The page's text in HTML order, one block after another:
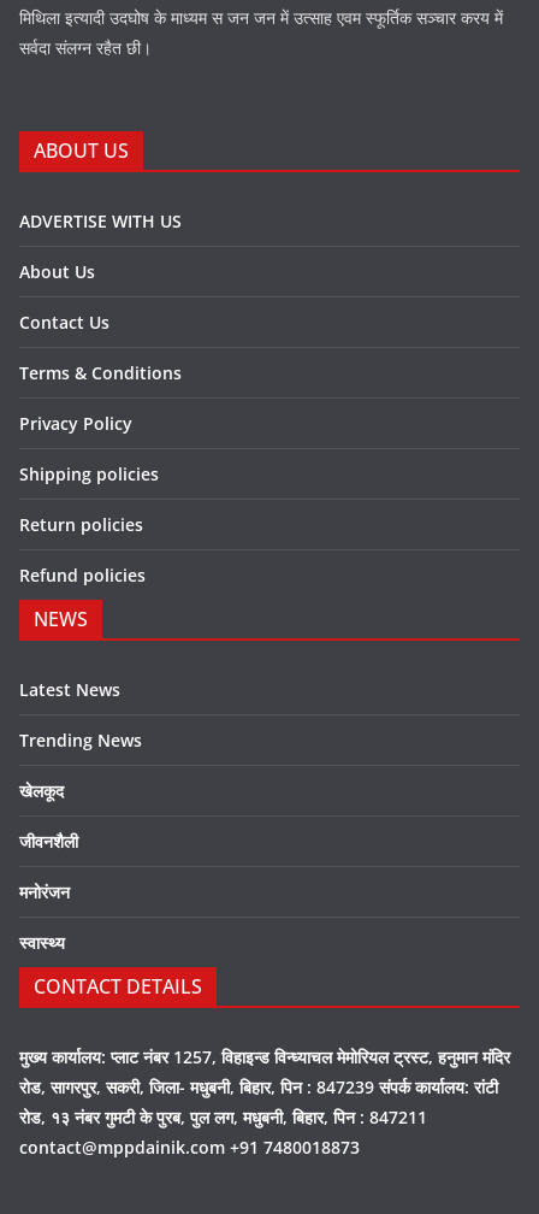
मिथिला इत्यादी उदघोष के माध्यम स जन जन में उत्साह एवम स्फूर्तिक सञ्चार करय में
सर्वदा संलग्न रहैत छी।
ABOUT US
ADVERTISE WITH US
About Us
Contact Us
Terms & Conditions
Privacy Policy
Shipping policies
Return policies
Refund policies
NEWS
Latest News
Trending News
खेलकूद
जीवनशैली
मनोरंजन
स्वास्थ्य
CONTACT DETAILS
मुख्य कार्यालय: प्लाट नंबर 1257, विहाइन्ड विन्ध्याचल मेमोरियल ट्रस्ट, हनुमान मंदिर
रोड, सागरपुर, सकरी, जिला- मधुबनी, बिहार, पिन : 847239 संपर्क कार्यालय: रांटी
रोड, १३ नंबर गुमटी के पुरब, पुल लग, मधुबनी, बिहार, पिन : 847211
contact@mppdainik.com +91 7480018873